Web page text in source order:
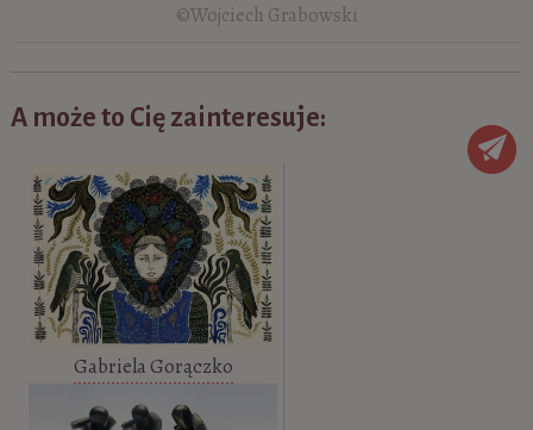
©Wojciech Grabowski
A może to Cię zainteresuje:
Gabriela Gorączko